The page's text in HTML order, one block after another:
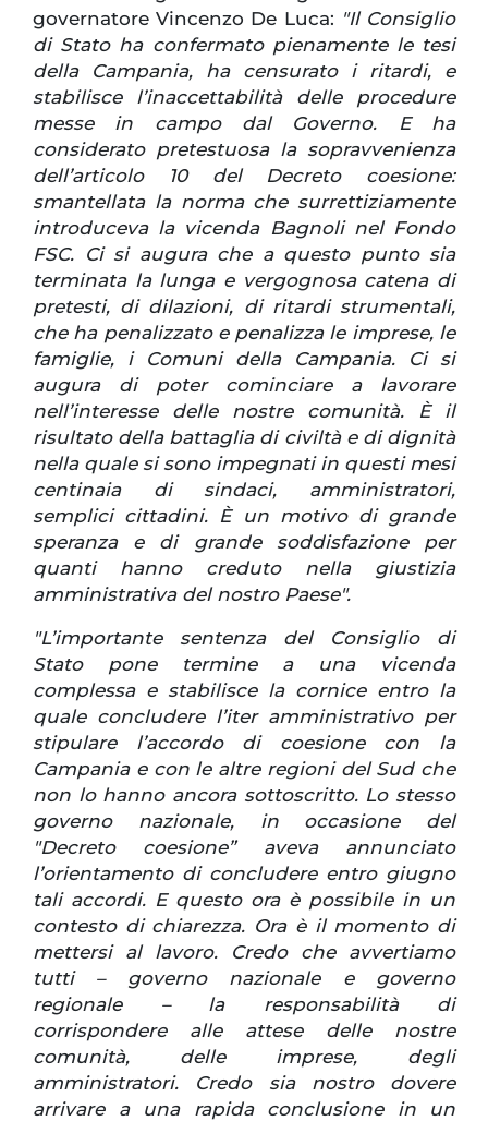
governatore Vincenzo De Luca: "Il Consiglio
di Stato ha confermato pienamente le tesi
della Campania, ha censurato i ritardi, e
stabilisce l’inaccettabilità delle procedure
messe in campo dal Governo. E ha
considerato pretestuosa la sopravvenienza
dell’articolo 10 del Decreto coesione:
smantellata la norma che surrettiziamente
introduceva la vicenda Bagnoli nel Fondo
FSC. Ci si augura che a questo punto sia
terminata la lunga e vergognosa catena di
pretesti, di dilazioni, di ritardi strumentali,
che ha penalizzato e penalizza le imprese, le
famiglie, i Comuni della Campania. Ci si
augura di poter cominciare a lavorare
nell’interesse delle nostre comunità. È il
risultato della battaglia di civiltà e di dignità
nella quale si sono impegnati in questi mesi
centinaia di sindaci, amministratori,
semplici cittadini. È un motivo di grande
speranza e di grande soddisfazione per
quanti hanno creduto nella giustizia
amministrativa del nostro Paese".
"L’importante sentenza del Consiglio di
Stato pone termine a una vicenda
complessa e stabilisce la cornice entro la
quale concludere l’iter amministrativo per
stipulare l’accordo di coesione con la
Campania e con le altre regioni del Sud che
non lo hanno ancora sottoscritto. Lo stesso
governo nazionale, in occasione del
"Decreto coesione” aveva annunciato
l’orientamento di concludere entro giugno
tali accordi. E questo ora è possibile in un
contesto di chiarezza. Ora è il momento di
mettersi al lavoro. Credo che avvertiamo
tutti – governo nazionale e governo
regionale – la responsabilità di
corrispondere alle attese delle nostre
comunità, delle imprese, degli
amministratori. Credo sia nostro dovere
arrivare a una rapida conclusione in un